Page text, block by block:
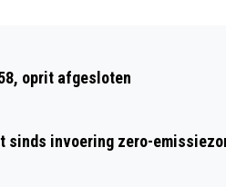
MET
oprit afgesloten
sinds invoering zero-